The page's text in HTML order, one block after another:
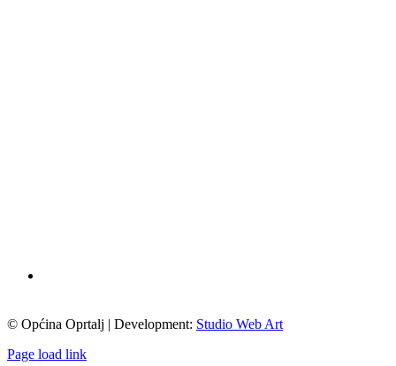
© Općina Oprtalj | Development: Studio Web Art
Page load link